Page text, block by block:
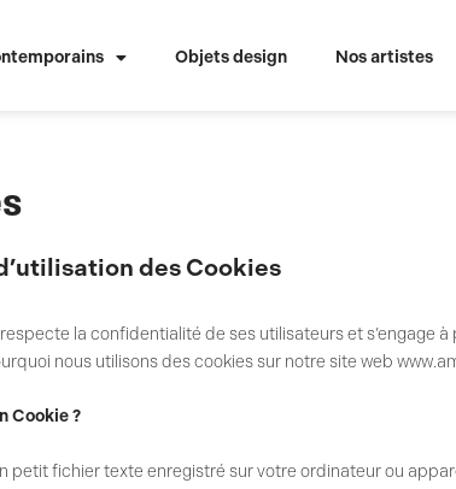
Objets design Nos artistes
des Cookies
respecte la confidentialité de ses utilisateurs et s’engage
nous utilisons des cookies sur notre site web
Cookie ?
petit fichier texte enregistré sur votre ordinateur ou